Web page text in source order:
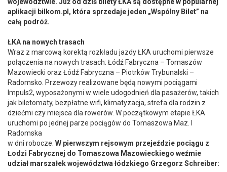
województwie. Już od dziś bilety ŁKA są dostępne w popularnej
aplikacji bilkom.pl, która sprzedaje jeden „Wspólny Bilet” na
całą podróż.
ŁKA na nowych trasach
Wraz z marcową korektą rozkładu jazdy ŁKA uruchomi pierwsze
połączenia na nowych trasach: Łódź Fabryczna – Tomaszów
Mazowiecki oraz Łódź Fabryczna – Piotrków Trybunalski –
Radomsko. Przewozy realizowane będą nowymi pociągami
Impuls2, wyposażonymi w wiele udogodnień dla pasażerów, takich
jak biletomaty, bezpłatne wifi, klimatyzacja, strefa dla rodzin z
dziećmi czy miejsca dla rowerów. W początkowym etapie ŁKA
uruchomi po jednej parze pociągów do Tomaszowa Maz. I
Radomska
w dni robocze. W pierwszym rejsowym przejeździe pociągu z
Łodzi Fabrycznej do Tomaszowa Mazowieckiego weźmie
udział marszałek województwa łódzkiego Grzegorz Schreiber: